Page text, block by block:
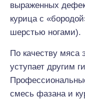
выраженных
курица с
шерстью ногами).
По качеству мяса
уступает другим
смесь фазана и